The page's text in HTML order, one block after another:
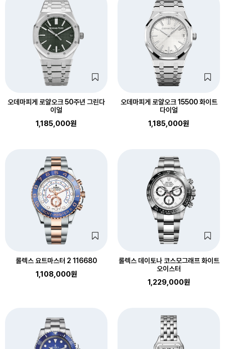
오데마피게 로얄오크 50주년 그린다
이얼
1,185,000원
오데마피게 로얄오크 15500 화이트
다이얼
1,185,000원
롤렉스 요트마스터 2 116680
1,108,000원
롤렉스 데이토나 코스모그래프 화이트
오이스터
1,229,000원